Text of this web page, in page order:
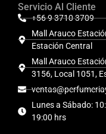
Servicio Al Cliente
+56 9 3710 3709
Mall Arauco
Estación Central
Mall Arauco
3156, Local 1051,
Lunes a Sábado:
19:00 hrs